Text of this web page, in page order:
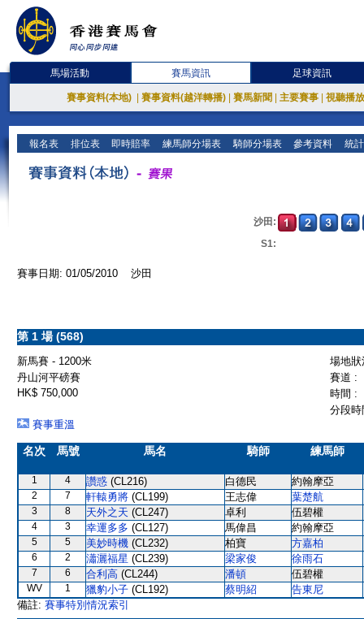
馬場活動 賽馬資訊 足球資訊
賽事資料(本地) 賽事資料(越洋轉播) 賽馬新聞 主要賽事 視聽播
報名表 排位表 即時賠率 練馬師分場表 騎師分場表 參考資料 統
沙田:
S1:
賽事日期: 01/05/2010 沙田
第 1 場 (568)
新馬賽 - 1200米
場地
丹山河平磅賽
賽道 :
HK$ 750,000
時間 :
分段
賽事重溫
名次 馬號 馬名 騎師 練馬師
1 4 讚惑 (CL216) 白德民 約翰摩亞
2 7 軒轅勇將 (CL199) 王志偉 葉楚航
3 8 天外之天 (CL247) 卓利 伍碧權
4 3 幸運多多 (CL127) 馬偉昌 約翰摩亞
5 5 美妙時機 (CL232) 柏寶 方嘉柏
6 2 瀟灑福星 (CL239) 梁家俊 徐雨石
7 6 合利高 (CL244) 潘頓 伍碧權
WV 1 獵豹小子 (CL192) 蔡明紹
告東尼
備註: 賽事特別情況索引